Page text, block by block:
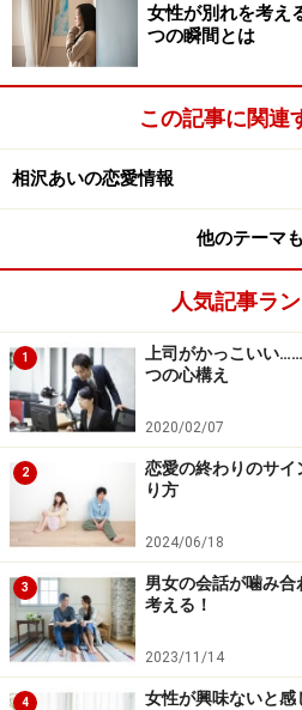
女性が別れを考え
つの瞬間とは
この記事に関連
相沢あいの恋愛情報
他のテーマ
人気記事ラ
1
上司がかっこいい
つの心構え
2020/02/07
2
恋愛の終わりのサ
り方
2024/06/18
3
男女の会話が噛み
考える！
2023/11/14
4
女性が興味ないと